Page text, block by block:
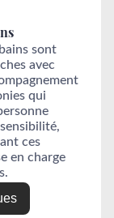
sont
avec
qui
ces
en charge